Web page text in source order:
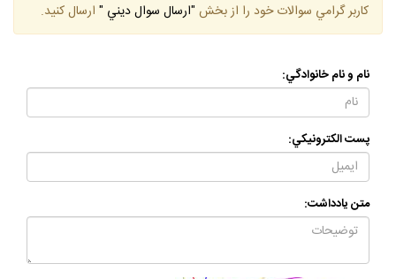
كاربر گرامي سوالات خود را از بخش "ارسال سوال ديني " ارسال كنيد.
نام و نام خانوادگي:
پست الكترونيكي:
متن يادداشت: